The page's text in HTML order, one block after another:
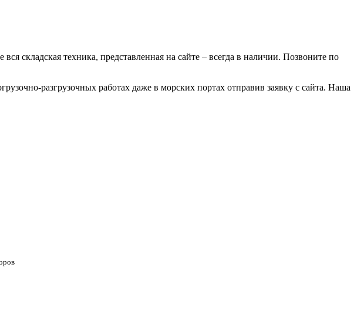
складская техника, представленная на сайте – всегда в наличии. Позвоните по
разгрузочных работах даже в морских портах отправив заявку с сайта. Наша